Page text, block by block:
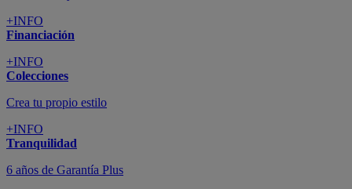
+INFO
Financiación
+INFO
Colecciones
Crea tu propio estilo
+INFO
Tranquilidad
6 años de Garantía Plus